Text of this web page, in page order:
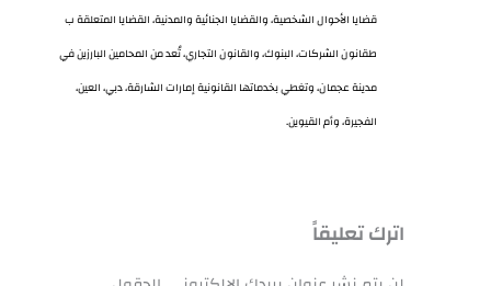
قضايا الأحوال الشخصية، والقضايا الجنائية والمدنية، القضايا المتعلقة ب
طقانون الشركات، البنوك، والقانون التجاري، تُعد من المحامين البارزين في
مدينة عجمان، وتغطي بخدماتها القانونية إمارات الشارقة، دبي، العين،
الفجيرة، وأم القيوين.
اترك تعليقاً